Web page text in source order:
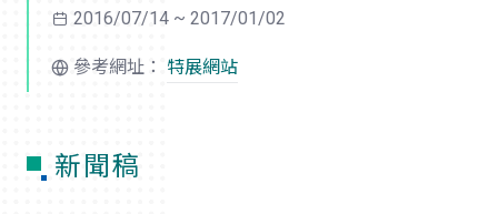
2016/07/14 ~ 2017/01/02
參考網址： 特展網站
新聞稿